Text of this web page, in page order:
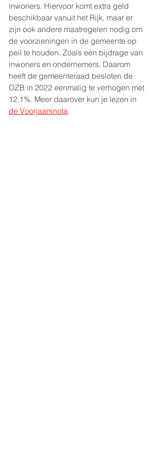
inwoners. Hiervoor komt extra geld
beschikbaar vanuit het Rijk, maar er
zijn ook andere maatregelen nodig om
de voorzieningen in de gemeente op
peil te houden. Zoals een bijdrage van
inwoners en ondernemers. Daarom
heeft de gemeenteraad besloten de
OZB in 2022 eenmalig te verhogen met
12,1%. Meer daarover kun je lezen in
de Voorjaarsnota.